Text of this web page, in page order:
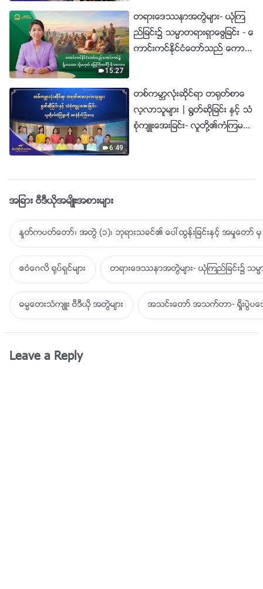
15:27
တရားေဒႆနာအတြဲမ်ား- ယုံၾက
ည္ျခင္း၌ သမၼာတရားရွာေဖြျခင္း - ေ
ကာင္းကင္ႏိုင္ငံေတာ္သည္ ေကာင္း
6:49
တစ္ကမာၻလုံးဆိုင္ရာ တ႐ုတ္စာေ
လ့လာသူမ်ား | ႐ြတ္ဆိုျခင္း ႏွင့္ သံ
စုံက်ဴးေအးျခင္း- လူတို႔၏ကံၾကမၼာ
အျခား ဗီဒီယိုအမ်ိဳးအစားမ်ား
ႏႈတ္ကပတ္ေတာ္၊ အတြဲ (၁)၊ ဘုရားသခင္၏ ေပၚထြန္းျခင္းႏွင့္ အမႈေတာ္ မွ
ဧဝံေဂလိ ႐ုပ္ရွင္မ်ား တရားေဒႆနာအတြဲမ်ား- ယုံၾကည္ျခင္း၌ သမၼာတ
ဓမၼေတးသံက်ဴး ဗီဒီယို အတြဲမ်ား အသင္းေတာ္ အသက္တာ- ရႈိးပြဲ
Leave a Reply